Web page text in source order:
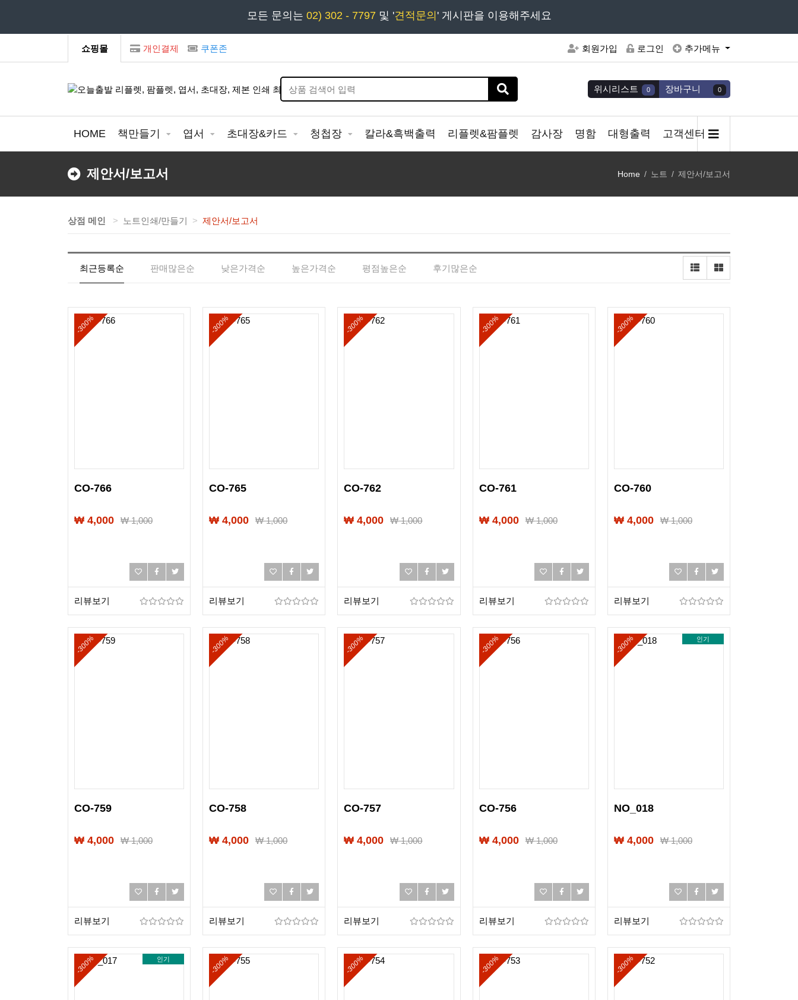
모든 문의는 02) 302 - 7797 및 '견적문의 ' 게시판을 이용해주세요
모두카피 상담시간 : 평일 09:00 ~ 18:00 상담 18:30
쇼핑몰 개인결제 쿠폰존 회원가입 로그인 추가메뉴
위시리스트 0 장바구니 0
HOME 책만들기 엽서 초대장&카드 청첩장 칼라&흑백출력 리플렛&팜플렛 감사장 명함 대형출력 고객센터
제안서/보고서 Home 노트 제안서/보고서
상점 메인 노트인쇄/만들기 제안서/보고서
최근등록순 판매많은순 낮은가격순 높은가격순 평점높은순 후기많은순
-300%
CO-766
₩ 4,000 ₩1,000
리뷰보기
-300%
CO-765
₩ 4,000 ₩1,000
리뷰보기
-300%
CO-762
₩ 4,000 ₩1,000
리뷰보기
-300%
CO-761
₩ 4,000 ₩1,000
리뷰보기
-300%
CO-760
₩ 4,000 ₩1,000
리뷰보기
-300%
CO-759
₩ 4,000 ₩1,000
리뷰보기
-300%
CO-758
₩ 4,000 ₩1,000
리뷰보기
-300%
CO-757
₩ 4,000 ₩1,000
리뷰보기
-300%
CO-756
₩ 4,000 ₩1,000
리뷰보기
인기
-300%
NO_018
₩ 4,000 ₩1,000
리뷰보기
인기
-300% -300% -300% -300% -300%